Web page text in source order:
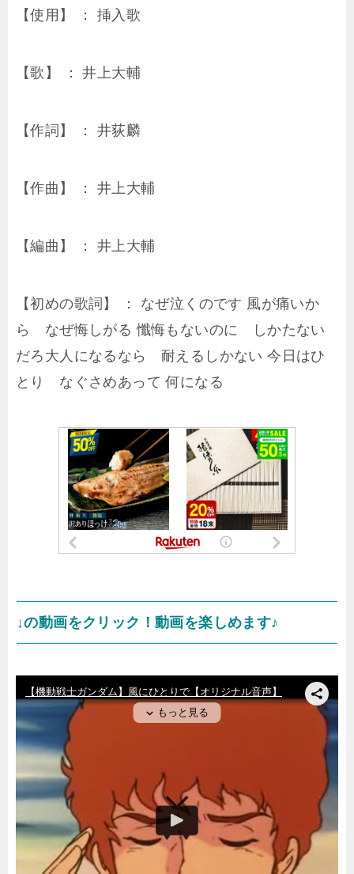
【使用】 ： 挿入歌
【歌】 ： 井上大輔
【作詞】 ： 井荻麟
【作曲】 ： 井上大輔
【編曲】 ： 井上大輔
【初めの歌詞】 ： なぜ泣くのです 風が痛いか
ら なぜ悔しがる 懺悔もないのに しかたない
だろ大人になるなら 耐えるしかない 今日はひ
とり なぐさめあって 何になる
↓の動画をクリック！動画を楽しめます♪